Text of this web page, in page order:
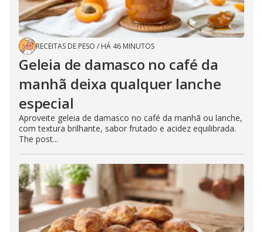
RECEITAS DE PESO / HÁ 46 MINUTOS
Geleia de damasco no café da
manhã deixa qualquer lanche
especial
Aproveite geleia de damasco no café da manhã ou lanche,
com textura brilhante, sabor frutado e acidez equilibrada.
The post...